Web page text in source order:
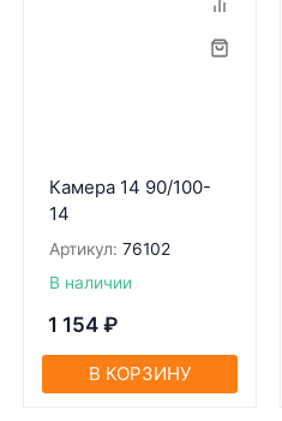
Камера 14 90/100-
14
Артикул: 76102
В наличии
1 154 ₽
В КОРЗИНУ